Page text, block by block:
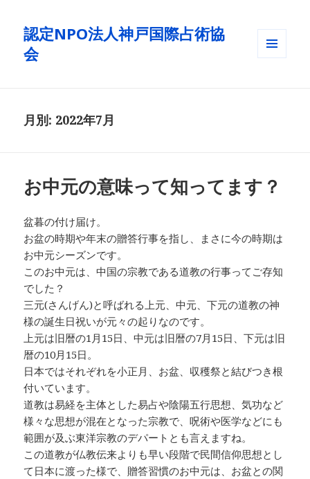
認定NPO法人神戸国際占術協
会
月別: 2022年7月
お中元の意味って知ってます？
盆暮の付け届け。
お盆の時期や年末の贈答行事を指し、まさに今の時期は
お中元シーズンです。
このお中元は、中国の宗教である道教の行事ってご存知
でした？
三元(さんげん)と呼ばれる上元、中元、下元の道教の神
様の誕生日祝いが元々の起りなのです。
上元は旧暦の1月15日、中元は旧暦の7月15日、下元は旧
暦の10月15日。
日本ではそれぞれを小正月、お盆、収穫祭と結びつき根
付いています。
道教は易経を主体とした易占や陰陽五行思想、気功など
様々な思想が混在となった宗教で、呪術や医学などにも
範囲が及ぶ東洋宗教のデパートとも言えますね。
この道教が仏教伝来よりも早い段階で民間信仰思想とし
て日本に渡った様で、贈答習慣のお中元は、お盆との関